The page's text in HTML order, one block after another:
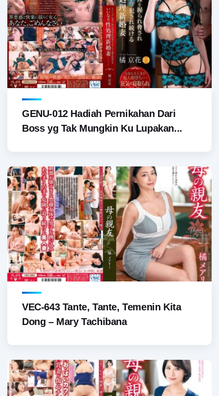
GENU-012 Hadiah Pernikahan Dari
Boss yg Tak Mungkin Ku Lupakan...
VEC-643 Tante, Tante, Temenin Kita
Dong – Mary Tachibana